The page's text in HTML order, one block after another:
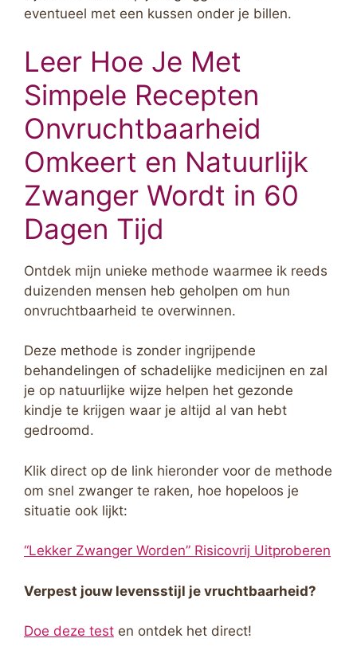
eventueel met een kussen onder je billen.
Leer Hoe Je Met
Simpele Recepten
Onvruchtbaarheid
Omkeert en Natuurlijk
Zwanger Wordt in 60
Dagen Tijd
Ontdek mijn unieke methode waarmee ik reeds
duizenden mensen heb geholpen om hun
onvruchtbaarheid te overwinnen.
Deze methode is zonder ingrijpende
behandelingen of schadelijke medicijnen en zal
je op natuurlijke wijze helpen het gezonde
kindje te krijgen waar je altijd al van hebt
gedroomd.
Klik direct op de link hieronder voor de methode
om snel zwanger te raken, hoe hopeloos je
situatie ook lijkt:
“Lekker Zwanger Worden” Risicovrij Uitproberen
Verpest jouw levensstijl je vruchtbaarheid?
Doe deze test en ontdek het direct!